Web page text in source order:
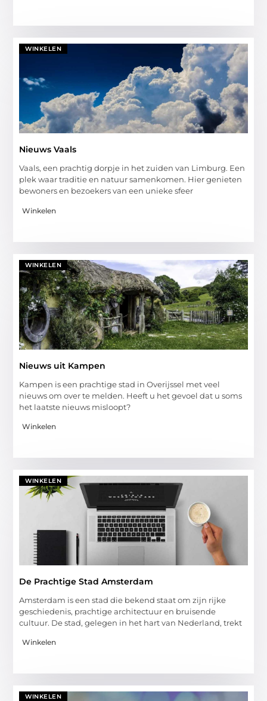
WINKELEN
Nieuws Vaals
Vaals, een prachtig dorpje in het zuiden van Limburg. Een
plek waar traditie en natuur samenkomen. Hier genieten
bewoners en bezoekers van een unieke sfeer
Winkelen
WINKELEN
Nieuws uit Kampen
Kampen is een prachtige stad in Overijssel met veel
nieuws om over te melden. Heeft u het gevoel dat u soms
het laatste nieuws misloopt?
Winkelen
WINKELEN
De Prachtige Stad Amsterdam
Amsterdam is een stad die bekend staat om zijn rijke
geschiedenis, prachtige architectuur en bruisende
cultuur. De stad, gelegen in het hart van Nederland, trekt
Winkelen
WINKELEN